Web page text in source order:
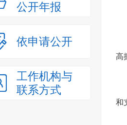
公开年报
依申请公开
工作机构与
联系方式
高
和